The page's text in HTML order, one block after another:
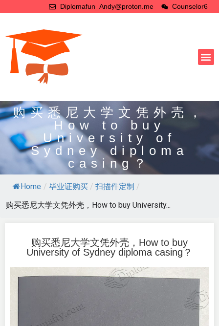
Diplomafun_Andy@proton.me Counselor6
购买悉尼大学文凭外壳，
How to buy
University of
Sydney diploma
casing？
Home / 毕业证购买 / 扫描件定制 /
购买悉尼大学文凭外壳，How to buy University...
购买悉尼大学文凭外壳，How to buy
University of Sydney diploma casing？